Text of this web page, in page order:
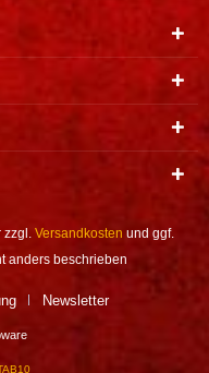
zzgl. Versandkosten und ggf.
anders beschrieben
Newsletter